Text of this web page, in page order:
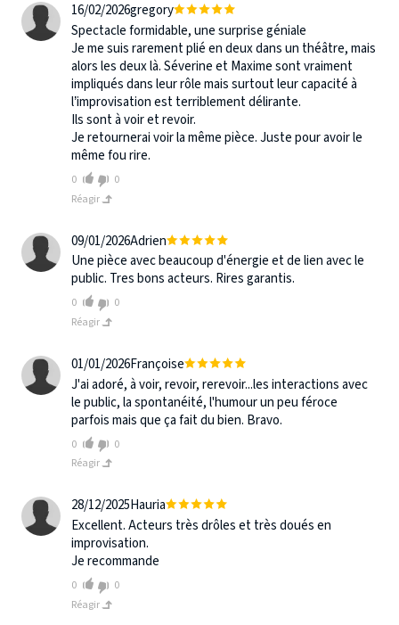
16/02/2026gregory
Spectacle formidable, une surprise géniale
Je me suis rarement plié en deux dans un théâtre, mais
alors les deux là. Séverine et Maxime sont vraiment
impliqués dans leur rôle mais surtout leur capacité à
l’improvisation est terriblement délirante.
Ils sont à voir et revoir.
Je retournerai voir la même pièce. Juste pour avoir le
même fou rire.
0
0
Réagir
09/01/2026Adrien
Une pièce avec beaucoup d'énergie et de lien avec le
public. Tres bons acteurs. Rires garantis.
0
0
Réagir
01/01/2026Françoise
J'ai adoré, à voir, revoir, rerevoir...les interactions avec
le public, la spontanéité, l'humour un peu féroce
parfois mais que ça fait du bien. Bravo.
0
0
Réagir
28/12/2025Hauria
Excellent. Acteurs très drôles et très doués en
improvisation.
Je recommande
0
0
Réagir